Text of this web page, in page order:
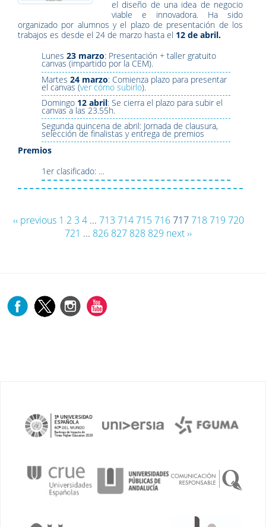
el diseño de una idea de negocio
viable e innovadora. Ha sido
organizado por alumnos y el plazo de presentación de los
trabajos es desde el 24 de marzo hasta el 12 de abril.
Lunes 23 marzo: Presentación + taller gratuito
canvas (impartido por la CEM).
Martes 24 marzo: Comienza plazo para presentar
el canvas (ver cómo subirlo).
Domingo 12 abril: Se cierra el plazo para subir el
canvas a las 23.55h.
Segunda quincena de abril: Jornada de clausura,
selección de finalistas y entrega de premios
Premios
1er clasificado: …
‹‹ previous 1 2 3 4... 713 714 715 716 717 718 719 720
721 ... 826 827 828 829 next ››